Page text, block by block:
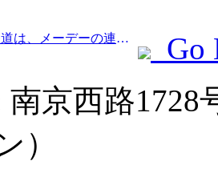
Prev:長江デルタ鉄道は、メーデーの連休期間中に2138万人以上の乗客を輸送した。
Go
京西路1728
）